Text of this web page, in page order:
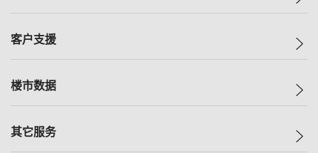
人才招募
一手新房
减价
美联豪宅
客户支援
自助放盘
查询热线
楼市数据
指数
其它服务